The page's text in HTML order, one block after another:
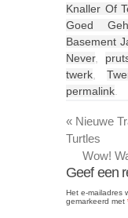
Knaller Of
Goed
Basement
Never,
twerk,
permalink.
« Nieuwe
Turtles
Wow!
Geef een
Het e-mailadres
gemarkeerd met